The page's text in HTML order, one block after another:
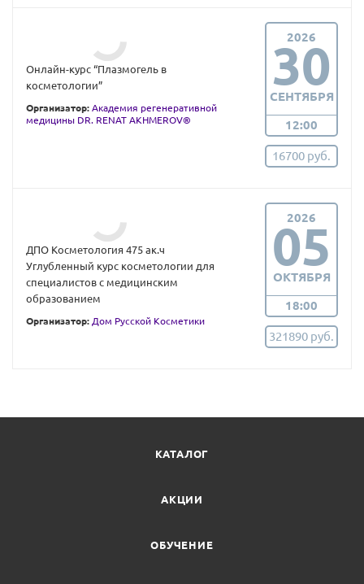
Онлайн-курс “Плазмогель в
косметологии”
Организатор: Академия регенеративной
медицины DR. RENAT AKHMEROV®
2026
30
СЕНТЯБРЯ
12:00
16700 руб.
ДПО Косметология 475 ак.ч
Углубленный курс косметологии для
специалистов с медицинским
образованием
Организатор: Дом Русской Косметики
2026
05
ОКТЯБРЯ
18:00
321890 руб.
КАТАЛОГ
АКЦИИ
ОБУЧЕНИЕ